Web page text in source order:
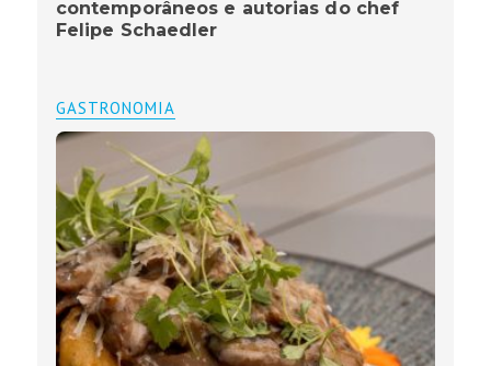
contemporâneos e autorias do chef
Felipe Schaedler
GASTRONOMIA